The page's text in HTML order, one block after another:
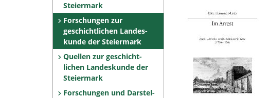
Steiermark
Forschungen zur
geschicht­lichen Landes­
kunde der Steiermark
Quellen zur geschicht­
lichen Landeskunde der
Steiermark
Forschungen und Darstel­